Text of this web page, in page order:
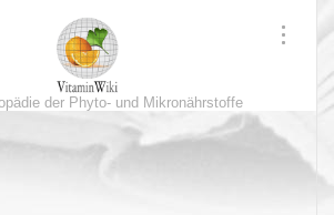
der Phyto- und Mikronährstoffe